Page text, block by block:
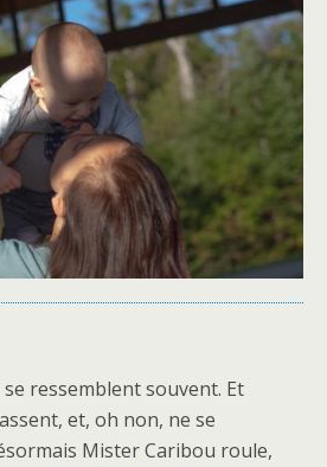
ressemblent souvent. Et
et, oh non, ne se
Mister Caribou roule,